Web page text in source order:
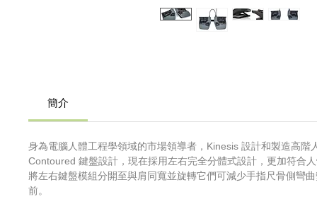
簡介
身為電腦人體工程學領域的市場領導者，Kinesis 設計和製造高
Contoured 鍵盤設計，現在採用左右完全分體式設計，更加符合
將左右鍵盤模組分開至與肩同寬並旋轉它們可減少手指尺骨側彎
前。